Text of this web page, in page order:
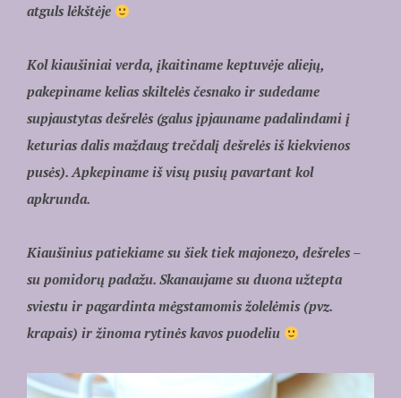
atguls lėkštėje
Kol kiaušiniai verda, įkaitiname keptuvėje aliejų,
pakepiname kelias skiltelės česnako ir sudedame
supjaustytas dešrelės (galus įpjauname padalindami į
keturias dalis maždaug trečdalį dešrelės iš kiekvienos
pusės). Apkepiname iš visų pusių pavartant kol
apkrunda.
Kiaušinius patiekiame su šiek tiek majonezo, dešreles –
su pomidorų padažu. Skanaujame su duona užtepta
sviestu ir pagardinta mėgstamomis žolelėmis (pvz.
krapais) ir žinoma rytinės kavos puodeliu